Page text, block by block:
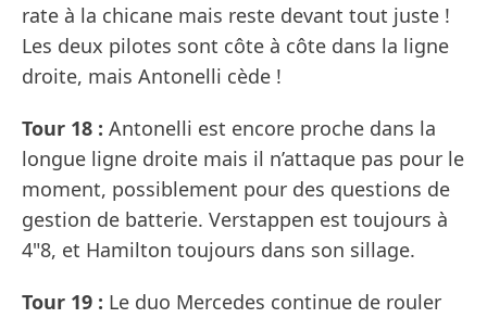
rate à la chicane mais reste devant tout juste !
Les deux pilotes sont côte à côte dans la ligne
droite, mais Antonelli cède !
Tour 18 : Antonelli est encore proche dans la
longue ligne droite mais il n’attaque pas pour le
moment, possiblement pour des questions de
gestion de batterie. Verstappen est toujours à
4"8, et Hamilton toujours dans son sillage.
Tour 19 : Le duo Mercedes continue de rouler